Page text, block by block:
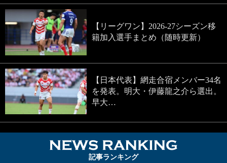
【リーグワン】2026-27シーズン移
籍加入選手まとめ（随時更新）
【日本代表】網走合宿メンバー34名
を発表。明大・伊藤龍之介ら選出。
早大…
記事ランキング